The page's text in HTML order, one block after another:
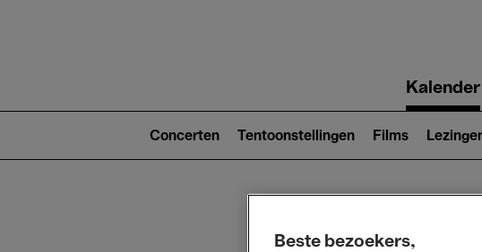
navigationKalender
2)
Concerten Tentoonstellingen Films
Beste bezoekers,